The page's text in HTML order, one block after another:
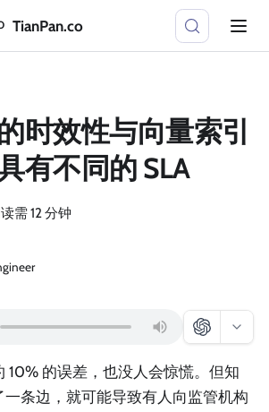
TianPan.co
时效性与向量索引
有不同的 SLA
需 12 分钟
10% 的误差，也没人会惊慌。但知
条边，就可能导致有人向监管机构